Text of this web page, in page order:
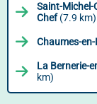
Saint-Michel-
Chef(7.9 km)
Chaumes-
La Bernerie-
km)